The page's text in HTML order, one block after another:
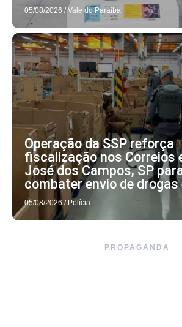
05/08/2026 / Vale do Paraíba
Operação da SSP reforça
fiscalização nos Correios
José dos Campos, SP
combater envio de drogas
05/08/2026 / Polícia
PROPAGANDA